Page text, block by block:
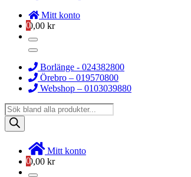
Mitt konto
00,00 kr
Borlänge - 024382800
Örebro – 019570800
Webshop – 0103039880
Products
search
Mitt konto
00,00 kr